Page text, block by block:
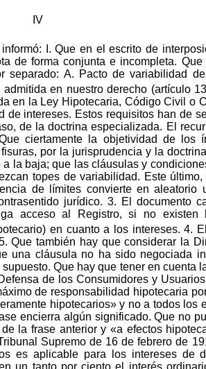
IV
I. Que en el escrito de
de forma conjunta e incompleta.
separado: A. Pacto de variabilidad
en nuestro derecho (artículo
en la Ley Hipotecaria, Código Civil o
intereses. Estos requisitos han de
de la doctrina especializada. El
ciertamente la objetividad de los
por la jurisprudencia y la
la baja; que las cláusulas y
topes de variabilidad. Este
de límites convierte en aleatorio
jurídico. 3. El documento
acceso al Registro, si no existen
en cuanto a los intereses. 4.
Que también hay que considerar la
cláusula no ha sido negociada
Que hay que tener en cuenta
de los Consumidores y
de responsabilidad hipotecaria
hipotecarios» y no a todos los
encierra algún significado. Que no
la frase anterior y «a efectos
Supremo de 16 de febrero de
es aplicable para los intereses de